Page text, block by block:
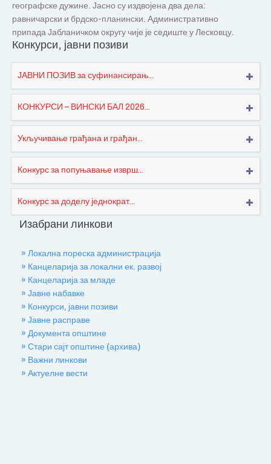
географске дужине. Јасно су издвојена два дела:
равничарски и брдско-планински. Административно
припада Јабланичком округу чије је седиште у Лесковцу.
Конкурси, јавни позиви
ЈАВНИ ПОЗИВ за суфинансирањ...
КОНКУРСИ – ВИНСКИ БАЛ 2026...
Укључивање грађана и грађан...
Конкурс за попуњавање изврш...
Конкурс за доделу једнократ...
Изабрани линкови
» Локална пореска администрација
» Канцеларија за локални ек. развој
» Канцеларија за младе
» Јавне набавке
» Конкурси, јавни позиви
» Јавне расправе
» Документа општине
» Стари сајт општине (архива)
» Важни линкови
» Актуелне вести